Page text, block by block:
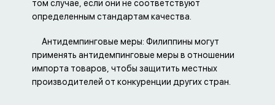
том случае, если они не соответствуют
определенным стандартам качества.
Антидемпинговые меры: Филиппины могут
применять антидемпинговые меры в отношении
импорта товаров, чтобы защитить местных
производителей от конкуренции других стран.